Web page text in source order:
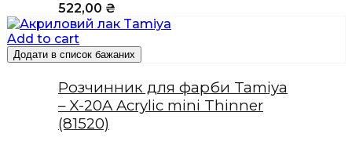
522,00 ₴
Add to cart
Додати в список бажаних
Розчинник для фарби Tamiya
– X-20A Acrylic mini Thinner
(81520)